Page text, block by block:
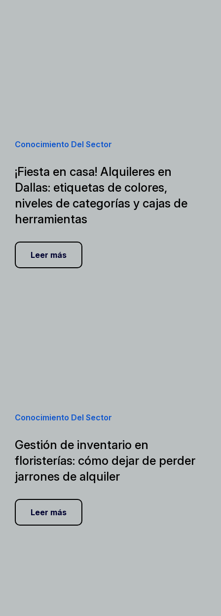
Conocimiento Del Sector
¡Fiesta en casa! Alquileres en
Dallas: etiquetas de colores,
niveles de categorías y cajas de
herramientas
Leer más
Conocimiento Del Sector
Gestión de inventario en
floristerías: cómo dejar de perder
jarrones de alquiler
Leer más